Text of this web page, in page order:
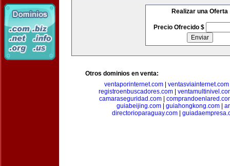
Realizar una Oferta
Precio Ofrecido $
Otros dominios en venta:
ventaporinternet.com
ventasviainternet.com
registroenbuscadores.com
camaraseguridad.com
guiabeijing.com
guiahongkong.com
directorioparaguay.com|